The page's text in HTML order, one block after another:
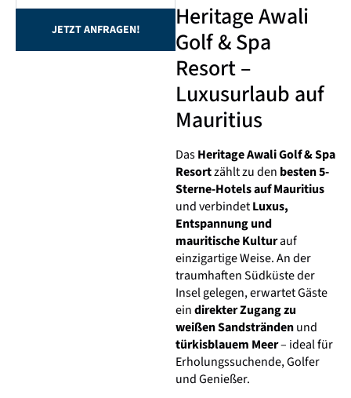
JETZT ANFRAGEN!
Heritage Awali
Golf & Spa
Resort –
Luxusurlaub auf
Mauritius
DasHeritage Awali Golf & Spa
Resortzählt zu den besten 5-
Sterne-Hotels auf Mauritius
und verbindetLuxus,
Entspannung und
mauritische Kulturauf
einzigartige Weise. An der
traumhaften Südküste der
Insel gelegen, erwartet Gäste
eindirekter Zugang zu
weißen Sandsträndenund
türkisblauem Meer– ideal für
Erholungssuchende, Golfer
und Genießer.